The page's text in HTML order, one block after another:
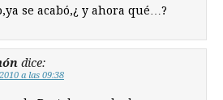
se acabó,¿ y ahora qué…?
dice:
a las 09:38